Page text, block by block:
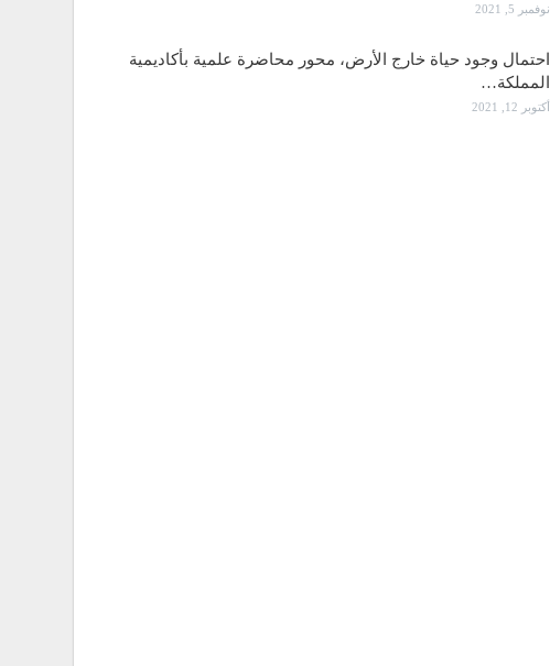
نوفمبر 5, 2021
احتمال وجود حياة خارج الأرض، محور محاضرة علمية بأكاديمية
المملكة…
أكتوبر 12, 2021